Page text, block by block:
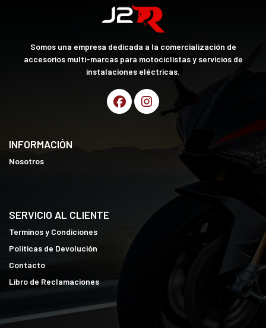
Somos una empresa dedicada a la comercialización de
accesorios multi-marcas para motociclistas y servicios de
instalaciones eléctricas.
INFORMACIÓN
Nosotros
SERVICIO AL CLIENTE
Terminos y Condiciones
Políticas de Devolución
Contacto
Libro de Reclamaciones